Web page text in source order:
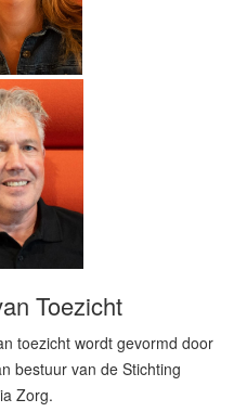
Toezicht
toezicht wordt gevormd door
bestuur van de Stichting
Zorg.